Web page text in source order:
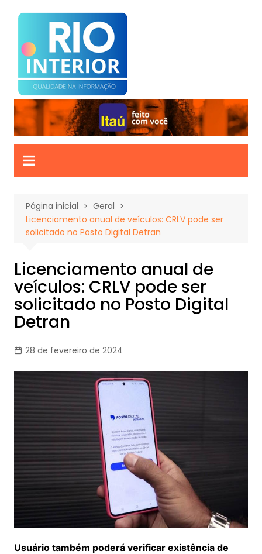
para
conteúdo
Página inicial
Geral
Licenciamento anual de veículos: CRLV pode ser
solicitado no Posto Digital Detran
Licenciamento anual de
veículos: CRLV pode ser
solicitado no Posto Digital
Detran
28 de fevereiro de 2024
Usuário também poderá verificar existência de